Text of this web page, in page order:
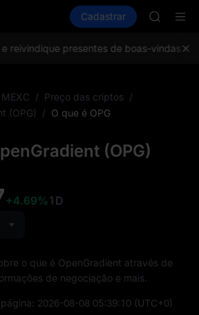
Mercados Spot Futuros
Cadastrar
SKYAI
SPCX
reivindique presentes de boas-vindas no
/ Preço das criptos /
(OPG)
/ O que é OPG
(OPG)
+4.69% 1D
o que é OpenGradient através de
de negociação e mais.
2026-08-08 05:39:10 (UTC+0)